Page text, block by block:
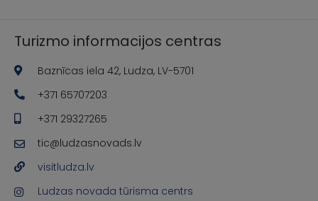
Turizmo informacijos centras
Baznīcas iela 42, Ludza, LV-5701
+371 65707203
+371 29327265
tic@ludzasnovads.lv
visitludza.lv
Ludzas novada tūrisma centrs